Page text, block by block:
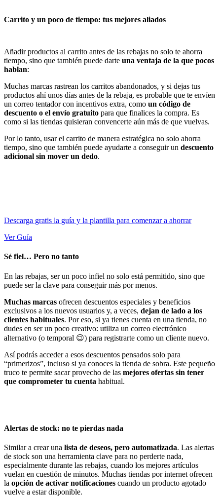
Carrito y un poco de tiempo: tus mejores aliados
Añadir productos al carrito antes de las rebajas no solo te ahorra
tiempo, sino que también puede darte una ventaja de la que pocos
hablan:
Muchas marcas rastrean los carritos abandonados, y si dejas tus
productos ahí unos días antes de la rebaja, es probable que te envíen
un correo tentador con incentivos extra, como un código de
descuento o el envío gratuito para que finalices la compra. Es
como si las tiendas quisieran convencerte aún más de que vuelvas.
Por lo tanto, usar el carrito de manera estratégica no solo ahorra
tiempo, sino que también puede ayudarte a conseguir un descuento
adicional sin mover un dedo.
Descarga gratis la guía y la plantilla para comenzar a ahorrar
Ver Guía
Sé fiel… Pero no tanto
En las rebajas, ser un poco infiel no solo está permitido, sino que
puede ser la clave para conseguir más por menos.
Muchas marcas ofrecen descuentos especiales y beneficios
exclusivos a los nuevos usuarios y, a veces, dejan de lado a los
clientes habituales. Por eso, si ya tienes cuenta en una tienda, no
dudes en ser un poco creativo: utiliza un correo electrónico
alternativo (o temporal 😉) para registrarte como un cliente nuevo.
Así podrás acceder a esos descuentos pensados solo para
“primerizos”, incluso si ya conoces la tienda de sobra. Este pequeño
truco te permite sacar provecho de las mejores ofertas sin tener
que comprometer tu cuenta habitual.
Alertas de stock: no te pierdas nada
Similar a crear una lista de deseos, pero automatizada. Las alertas
de stock son una herramienta clave para no perderte nada,
especialmente durante las rebajas, cuando los mejores artículos
vuelan en cuestión de minutos. Muchas tiendas por internet ofrecen
la opción de activar notificaciones cuando un producto agotado
vuelve a estar disponible.